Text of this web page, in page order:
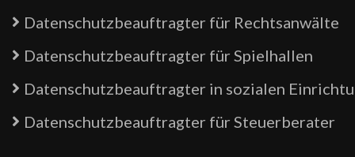
Datenschutzbeauftragter für Rechtsanwälte
Datenschutzbeauftragter für Spielhallen
Datenschutzbeauftragter in sozialen
Datenschutzbeauftragter für Steuerberater